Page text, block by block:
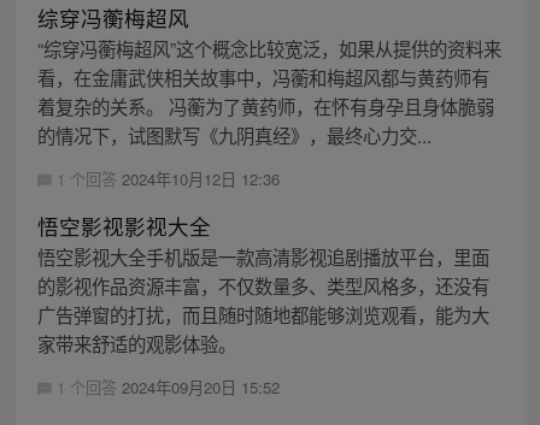
综穿冯蘅梅超风
“综穿冯蘅梅超风”这个概念比较宽泛，如果从提供的资料来
看，在金庸武侠相关故事中，冯蘅和梅超风都与黄药师有
着复杂的关系。 冯蘅为了黄药师，在怀有身孕且身体脆弱
的情况下，试图默写《九阴真经》，最终心力交...
1 个回答 2024年10月12日 12:36
悟空影视影视大全
悟空影视大全手机版是一款高清影视追剧播放平台，里面
的影视作品资源丰富，不仅数量多、类型风格多，还没有
广告弹窗的打扰，而且随时随地都能够浏览观看，能为大
家带来舒适的观影体验。
1 个回答 2024年09月20日 15:52